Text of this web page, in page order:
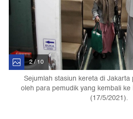
2 / 10
Sejumlah stasiun kereta di
oleh para pemudik yang kembali
(17/5/2021).